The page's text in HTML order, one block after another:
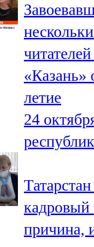
Чүпрәле
91,0 FM
Шәмәрдән
102,3 FM
Яңа чишмә
107,0 FM
Яр Чаллы
«Казань»
летие
24
кадровый
причина,